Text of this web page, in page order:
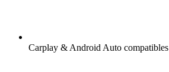
Carplay & Android Auto compatibles